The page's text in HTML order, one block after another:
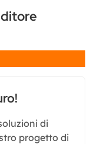
di
progetto di